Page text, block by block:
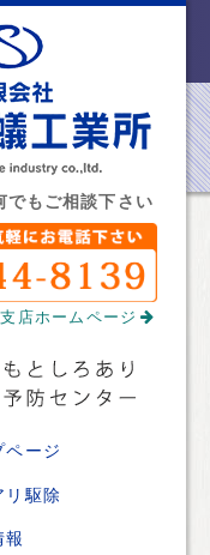
でもご相談下さい
店ホームページ
ページ
リ駆除
報